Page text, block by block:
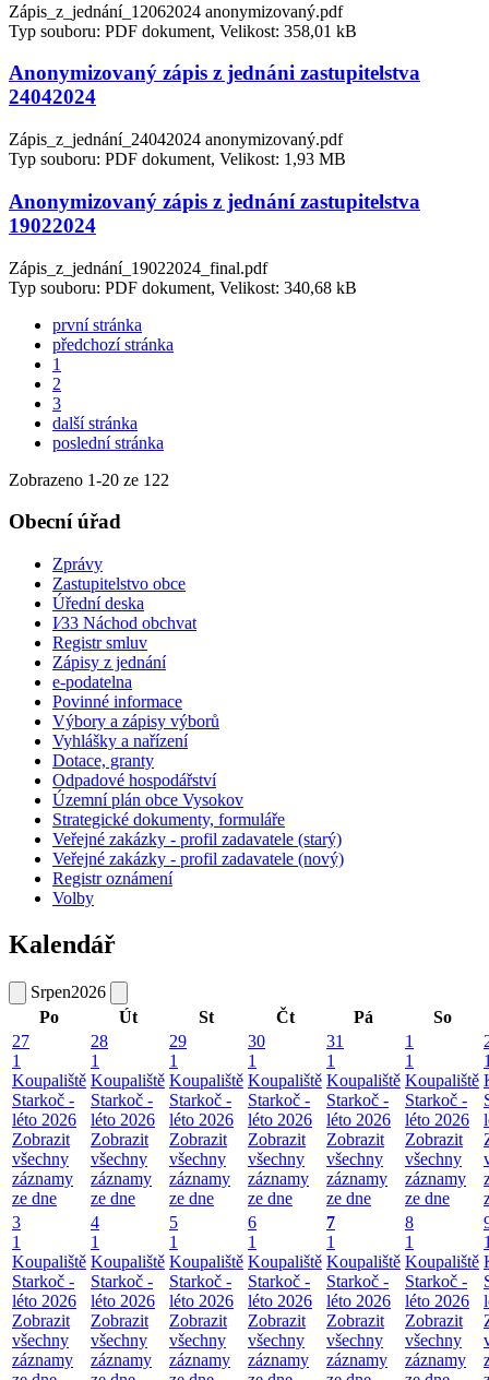
Zápis_z_jednání_12062024 anonymizovaný.pdf
Typ souboru: PDF dokument, Velikost: 358,01 kB
Anonymizovaný zápis z jednáni zastupitelstva
24042024
Zápis_z_jednání_24042024 anonymizovaný.pdf
Typ souboru: PDF dokument, Velikost: 1,93 MB
Anonymizovaný zápis z jednání zastupitelstva
19022024
Zápis_z_jednání_19022024_final.pdf
Typ souboru: PDF dokument, Velikost: 340,68 kB
první stránka
předchozí stránka
1
2
3
další stránka
poslední stránka
Zobrazeno 1-20 ze 122
Obecní úřad
Zprávy
Zastupitelstvo obce
Úřední deska
I⁄33 Náchod obchvat
Registr smluv
Zápisy z jednání
e-podatelna
Povinné informace
Výbory a zápisy výborů
Vyhlášky a nařízení
Dotace, granty
Odpadové hospodářství
Územní plán obce Vysokov
Strategické dokumenty, formuláře
Veřejné zakázky - profil zadavatele (starý)
Veřejné zakázky - profil zadavatele (nový)
Registr oznámení
Volby
Kalendář
Srpen2026
Po
Út St Čt Pá
So
27
1
Koupaliště
Starkoč -
léto 2026
Zobrazit
všechny
záznamy
ze dne
28
1
Koupaliště
Starkoč -
léto 2026
Zobrazit
všechny
záznamy
ze dne
29
1
Koupaliště
Starkoč -
léto 2026
Zobrazit
všechny
záznamy
ze dne
30
1
Koupaliště
Starkoč -
léto 2026
Zobrazit
všechny
záznamy
ze dne
31
1
Koupaliště
Starkoč -
léto 2026
Zobrazit
všechny
záznamy
ze dne
1
1
Koupaliště
Starkoč -
léto 2026
Zobrazit
všechny
záznamy
ze dne
3
1
Koupaliště
Starkoč -
léto 2026
Zobrazit
všechny
záznamy
4
1
Koupaliště
Starkoč -
léto 2026
Zobrazit
všechny
záznamy
5
1
Koupaliště
Starkoč -
léto 2026
Zobrazit
všechny
záznamy
6
1
Koupaliště
Starkoč -
léto 2026
Zobrazit
všechny
záznamy
7
1
Koupaliště
Starkoč -
léto 2026
Zobrazit
všechny
záznamy
8
1
Koupaliště
Starkoč -
léto 2026
Zobrazit
všechny
záznamy